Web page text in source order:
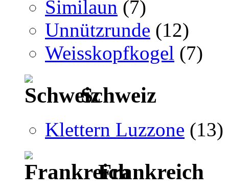
Similaun (7)
Unnützrunde (12)
Weisskopfkogel (7)
Schweiz
Klettern Luzzone (13)
Frankreich